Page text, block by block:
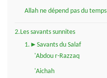
Allah ne dépend pas du temps
2.Les savants sunnites
1.►Savants du Salaf
'Abdou r-Razzaq
'Aichah